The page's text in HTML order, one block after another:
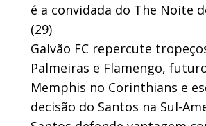
é a convidada do The Noite
(29)
Galvão FC repercute
Palmeiras e Flamengo,
Memphis no Corinthians e
decisão do Santos na Sul-